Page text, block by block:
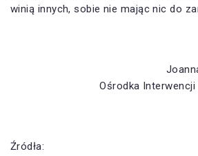
winią innych, sobie nie mając nic do
Ośrodka
Źródła: